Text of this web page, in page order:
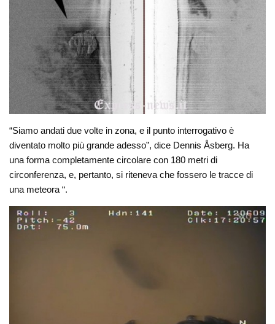
“Siamo andati due volte in zona, e il punto interrogativo è
diventato molto più grande adesso”, dice Dennis Åsberg. Ha
una forma completamente circolare con 180 metri di
circonferenza, e, pertanto, si riteneva che fossero le tracce di
una meteora “.